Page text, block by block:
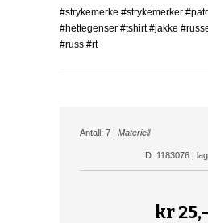
#strykemerke #strykemerker
#hettegenser #tshirt #jakke
#russ #rt
Antall: 7 | Materiell
ID: 1183076 |
kr25,-